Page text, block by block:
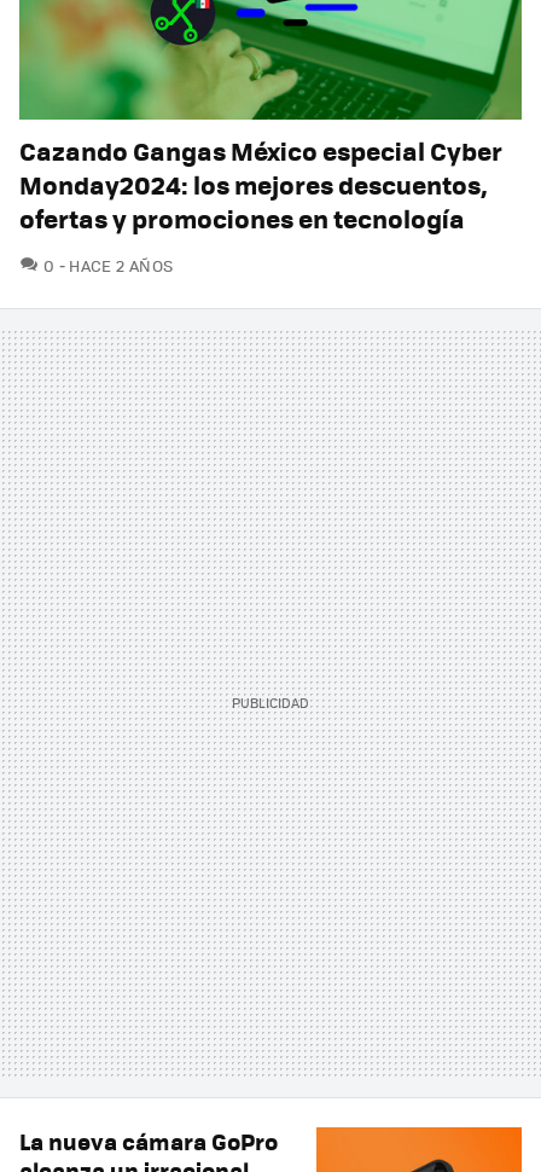
Cazando Gangas México especial Cyber
Monday2024: los mejores descuentos,
ofertas y promociones en tecnología
0 COMENTARIOS
HACE 2 AÑOS
La nueva cámara GoPro